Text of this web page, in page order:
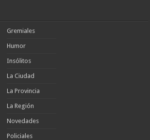
Gremiales
Humor
Insólitos
La Ciudad
La Provincia
La Región
Novedades
Policiales